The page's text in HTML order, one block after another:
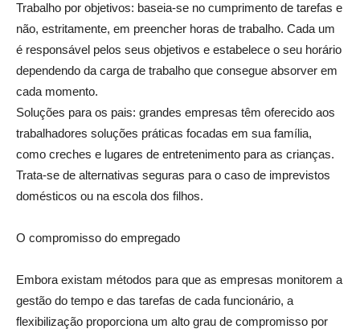
Trabalho por objetivos: baseia-se no cumprimento de tarefas e
não, estritamente, em preencher horas de trabalho. Cada um
é responsável pelos seus objetivos e estabelece o seu horário
dependendo da carga de trabalho que consegue absorver em
cada momento.
Soluções para os pais: grandes empresas têm oferecido aos
trabalhadores soluções práticas focadas em sua família,
como creches e lugares de entretenimento para as crianças.
Trata-se de alternativas seguras para o caso de imprevistos
domésticos ou na escola dos filhos.
O compromisso do empregado
Embora existam métodos para que as empresas monitorem a
gestão do tempo e das tarefas de cada funcionário, a
flexibilização proporciona um alto grau de compromisso por